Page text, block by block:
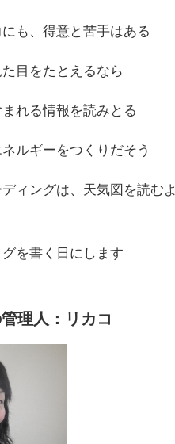
も、得意と苦手はある
目をたとえるなら
れる情報を読みとる
ルギーをつくりだそう
ィングは、天気図を読むよ
を書く日にします
理人：リカコ